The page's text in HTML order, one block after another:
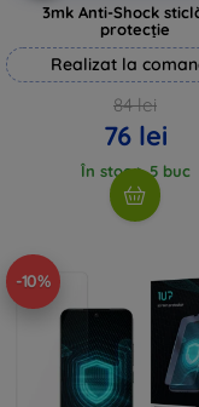
3mk Anti-Shock
protecție
Realizat la
84 lei
76 lei
În stoc > 5 buc
-10%